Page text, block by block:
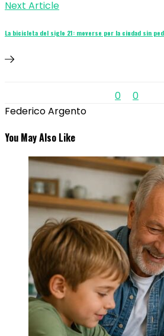
Next Article
La bicicleta del siglo 21: moverse por la ciudad sin
0
0
Federico Argento
You May Also Like